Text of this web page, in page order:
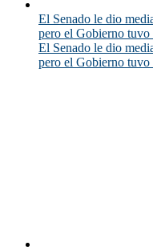
El Senado le dio
pero el Gobierno
El Senado le dio
pero el Gobierno